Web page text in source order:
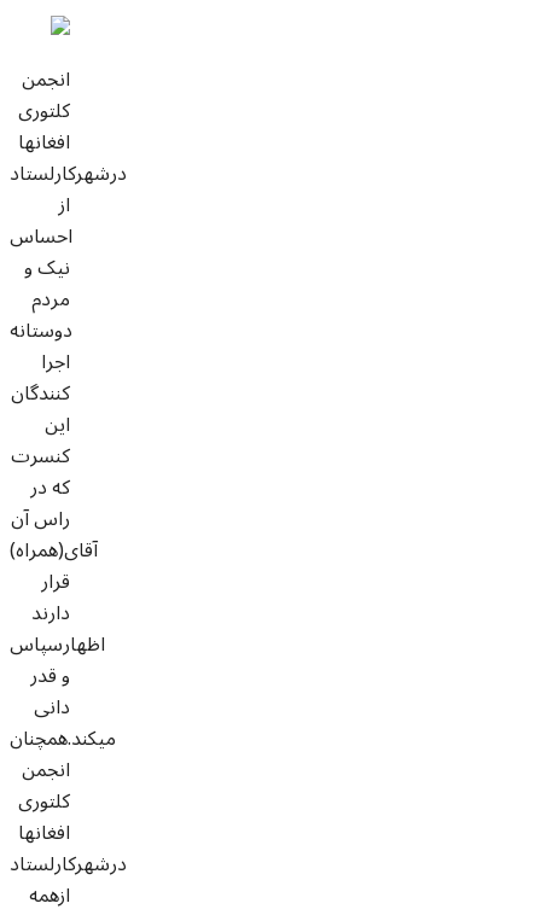
انجمن
کلتوری
افغانها
درشهرکارلستاد
از
احساس
نیک و
مردم
دوستانه
اجرا
کنندگان
این
کنسرت
که در
راس آن
آقای(همراه)
قرار
دارند
اظهارسپاس
و قدر
دانی
میکند.همچنان
انجمن
کلتوری
افغانها
درشهرکارلستاد
ازهمه